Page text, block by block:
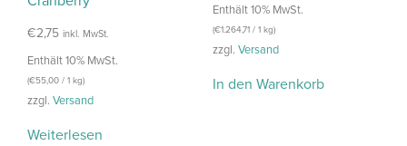
€2,75 inkl. MwSt.
Enthält 10% MwSt.
(€55,00 / 1 kg)
zzgl. Versand
Weiterlesen
Enthält 10% MwSt.
(€1.264,71 / 1 kg)
zzgl. Versand
In den Warenkorb